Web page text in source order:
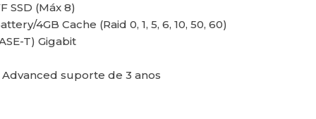
SSD (Máx 8)
4GB Cache (Raid 0, 1, 5, 6, 10, 50, 60)
T) Gigabit
suporte de 3 anos